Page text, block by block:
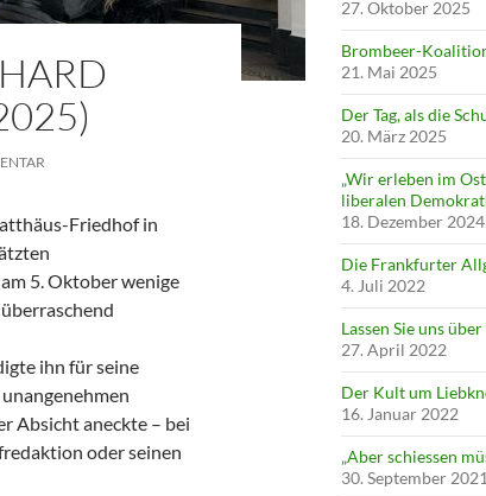
Friedhof in
5. Oktober wenige
ihn für seine
Absicht aneckte – bei
oder seinen
27. Oktober 2025
Brombeer-
21. Mai 2025
Der Tag, als die
20. März 2025
„Wir erleben im
liberalen
18. Dezember 2024
Die Frankfurter
4. Juli 2022
Lassen Sie uns
27. April 2022
Der Kult um
16. Januar 2022
„Aber schiessen
30. September 2021